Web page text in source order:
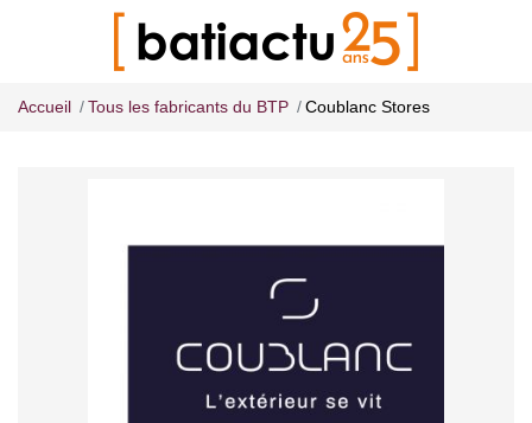
Accueil Tous les fabricants du BTP Coublanc Stores